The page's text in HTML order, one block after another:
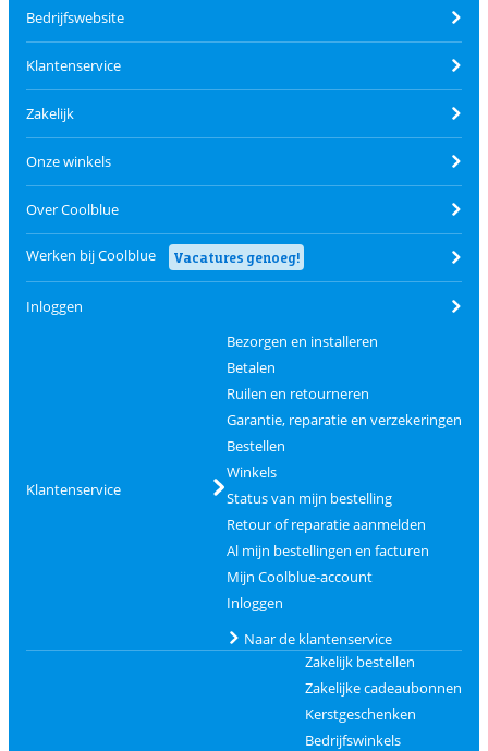
Bedrijfswebsite
Klantenservice
Zakelijk
Onze winkels
Over Coolblue
Werken bij Coolblue Vacatures genoeg!
Inloggen
Klantenservice
Bezorgen en installeren
Betalen
Ruilen en retourneren
Garantie, reparatie en verzekeringen
Bestellen
Winkels
Status van mijn bestelling
Retour of reparatie aanmelden
Al mijn bestellingen en facturen
Mijn Coolblue-account
Inloggen
Naar de klantenservice
Zakelijk bestellen
Zakelijke cadeaubonnen
Kerstgeschenken
Bedrijfswinkels